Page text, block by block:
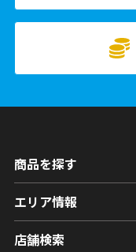
商品を探す
エリア情報
店舗検索